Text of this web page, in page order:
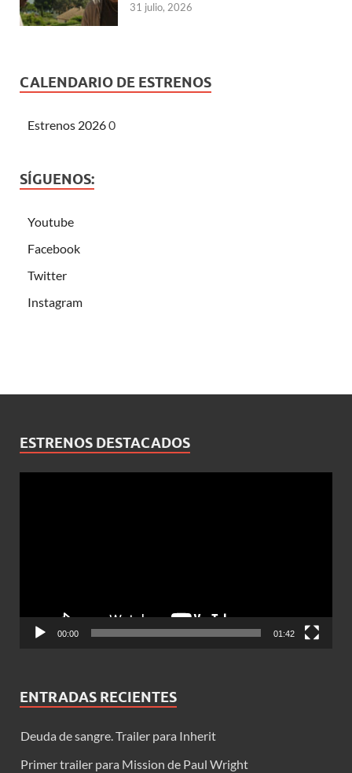
31 julio, 2026
CALENDARIO DE ESTRENOS
Estrenos 20260
SÍGUENOS:
Youtube
Facebook
Twitter
Instagram
ESTRENOS DESTACADOS
00:00 01:42
ENTRADAS RECIENTES
Deuda de sangre. Trailer para Inherit
Primer trailer para Mission de Paul Wright